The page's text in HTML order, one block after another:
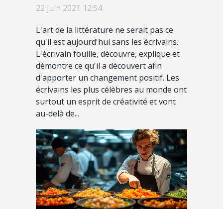
fait
22 juin 2021 12:54
L'art de la littérature ne serait pas ce
qu'il est aujourd'hui sans les écrivains.
L'écrivain fouille, découvre, explique et
démontre ce qu'il a découvert afin
d'apporter un changement positif. Les
écrivains les plus célèbres au monde ont
surtout un esprit de créativité et vont
au-delà de...